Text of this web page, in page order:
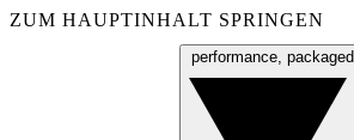
ZUM HAUPTINHALT SPRINGEN
performance, packaged